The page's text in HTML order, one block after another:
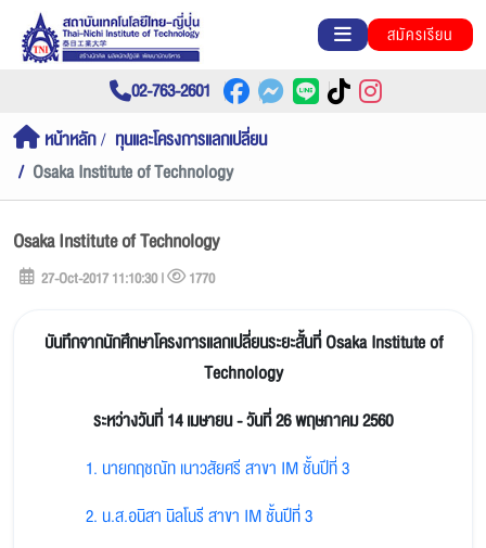
สมัครเรียน
02-763-2601
หน้าหลัก
ทุนและโครงการแลกเปลี่ยน
Osaka Institute of Technology
Osaka Institute of Technology
27-Oct-2017 11:10:30 | 1770
บันทึกจากนักศึกษาโครงการแลกเปลี่ยนระยะสั้นที่ Osaka Institute of
Technology
ระหว่างวันที่ 14 เมษายน - วันที่ 26 พฤษภาคม 2560
1. นายกฤชณัท เนาวสัยศรี สาขา IM ชั้นปีที่ 3
2. น.ส.อนิสา นิลโนรี สาขา IM ชั้นปีที่ 3